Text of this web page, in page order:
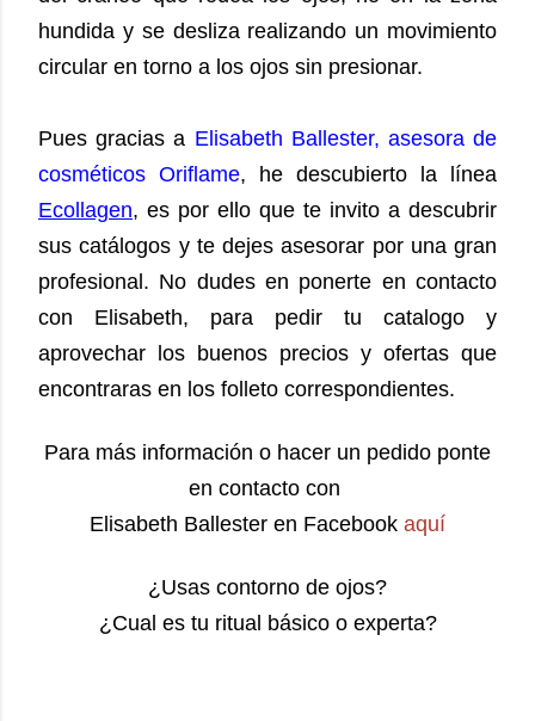
hundida y se desliza realizando un movimiento
circular en torno a los ojos sin presionar.
Pues gracias a Elisabeth Ballester, asesora de
cosméticos Oriflame, he descubierto la línea
Ecollagen, es por ello que te invito a descubrir
sus catálogos y te dejes asesorar por una gran
profesional. No dudes en ponerte en contacto
con Elisabeth, para pedir tu catalogo y
aprovechar los buenos precios y ofertas que
encontraras en los folleto correspondientes.
Para más información o hacer un pedido ponte
en contacto con
Elisabeth Ballester en Facebook aquí
¿Usas contorno de ojos?
¿Cual es tu ritual básico o experta?